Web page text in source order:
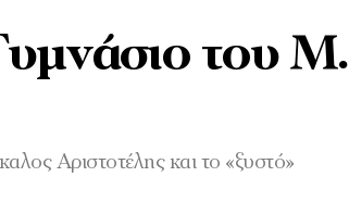
του Μ.
Αριστοτέλης και το «ξυστό»